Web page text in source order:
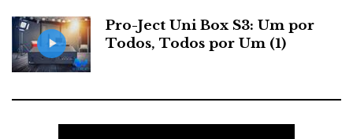
Pro-Ject Uni Box S3: Um por
Todos, Todos por Um (1)